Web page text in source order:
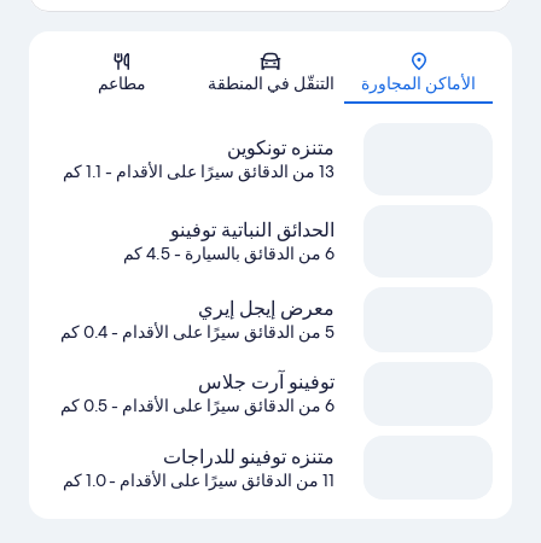
الخريطة
الأماكن المجاورة التنقّل في المنطقة مطاعم
متنزه تونكوين
13 من الدقائق سيرًا على الأقدام - 1.1 كم
الحدائق النباتية توفينو
6 من الدقائق بالسيارة - 4.5 كم
معرض إيجل إيري
5 من الدقائق سيرًا على الأقدام - 0.4 كم
توفينو آرت جلاس
6 من الدقائق سيرًا على الأقدام - 0.5 كم
متنزه توفينو للدراجات
11 من الدقائق سيرًا على الأقدام - 1.0 كم